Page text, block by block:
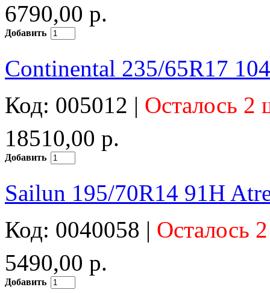
6790,00 р.
Добавить
Continental 235/65R17
Код: 005012 | Осталось 2
18510,00 р.
Добавить
Sailun 195/70R14 91H
Код: 0040058 | Осталось
5490,00 р.
Добавить